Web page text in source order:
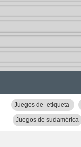
Juegos de -etiqueta-
Juegos de sudamérica